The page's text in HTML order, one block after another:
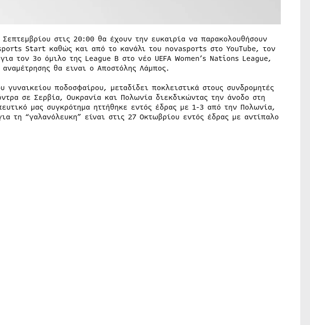
στις 20:00 θα έχουν την ευκαιρία να παρακολουθήσουν
Start καθώς και από το κανάλι του novasports στο YouTube, τον
τον 3ο όμιλο της League B στο νέο UEFA Women’s Nations League,
θα ειναι ο Αποστόλης Λάμπος.
ποδοσφαίρου, μεταδίδει ποκλειστικά στους συνδρομητές
σε Σερβία, Ουκρανία και Πολωνία διεκδικώντας την άνοδο στη
μας συγκρότημα ηττήθηκε εντός έδρας με 1-3 από την Πολωνία,
τη “γαλανόλευκη” είναι στις 27 Οκτωβρίου εντός έδρας με αντίπαλο